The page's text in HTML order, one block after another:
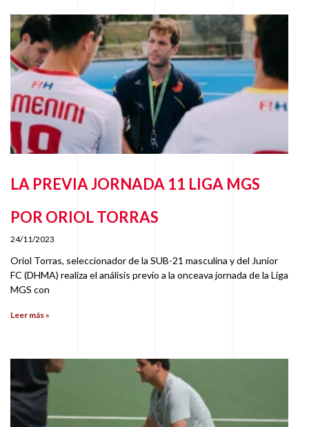
LA PREVIA JORNADA 11 LIGA MGS
POR ORIOL TORRAS
24/11/2023
Oriol Torras, seleccionador de la SUB-21 masculina y del Junior
FC (DHMA) realiza el análisis previo a la onceava jornada de la Liga
MGS con
Leer más »